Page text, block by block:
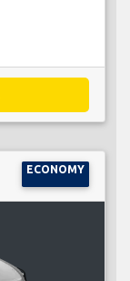
ECONOMY